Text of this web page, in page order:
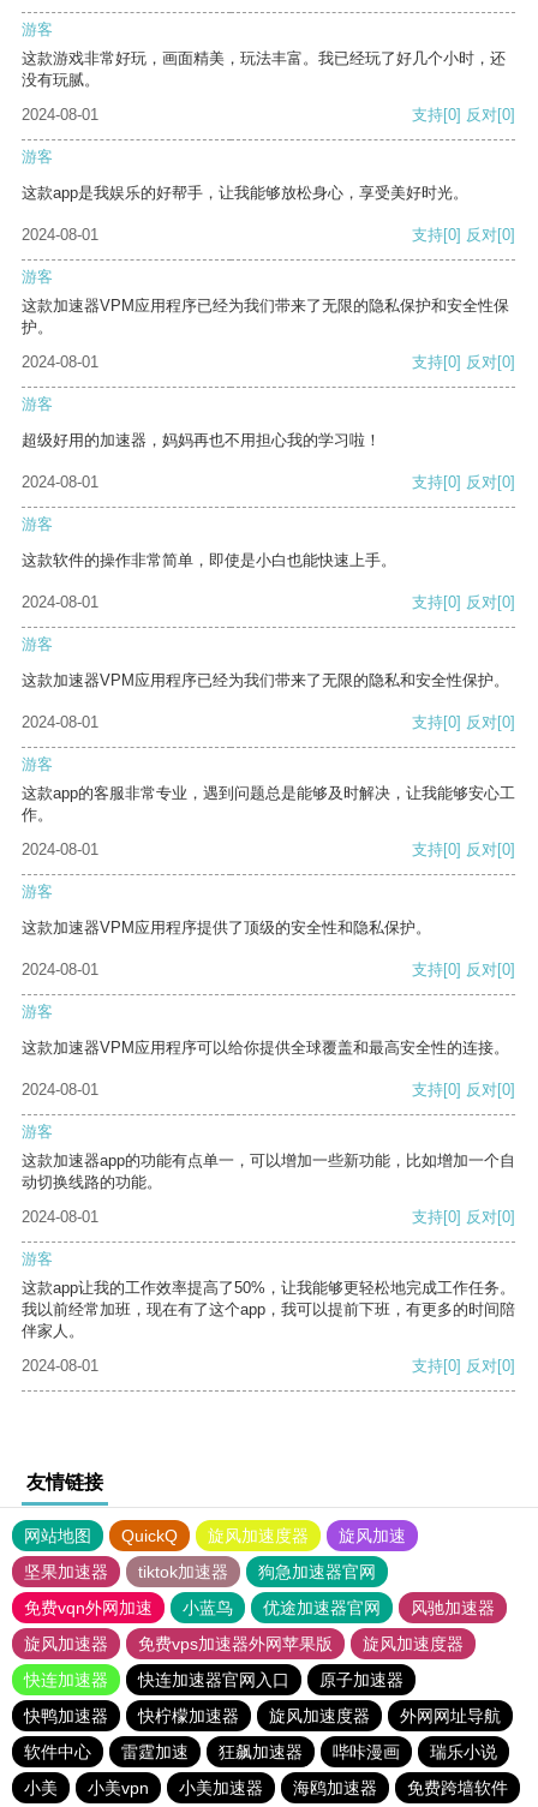
游客
这款游戏非常好玩，画面精美，玩法丰富。我已经玩了好几个小时，还
没有玩腻。
2024-08-01
支持[0] 反对[0]
游客
这款app是我娱乐的好帮手，让我能够放松身心，享受美好时光。
2024-08-01 支持[0] 反对[0]
游客
这款加速器VPM应用程序已经为我们带来了无限的隐私保护和安全性保
护。
2024-08-01
支持[0] 反对[0]
游客
超级好用的加速器，妈妈再也不用担心我的学习啦！
2024-08-01 支持[0] 反对[0]
游客
这款软件的操作非常简单，即使是小白也能快速上手。
2024-08-01 支持[0] 反对[0]
游客
这款加速器VPM应用程序已经为我们带来了无限的隐私和安全性保护。
2024-08-01 支持[0] 反对[0]
游客
这款app的客服非常专业，遇到问题总是能够及时解决，让我能够安心工
作。
2024-08-01
支持[0] 反对[0]
游客
这款加速器VPM应用程序提供了顶级的安全性和隐私保护。
2024-08-01 支持[0] 反对[0]
游客
这款加速器VPM应用程序可以给你提供全球覆盖和最高安全性的连接。
2024-08-01 支持[0] 反对[0]
游客
这款加速器app的功能有点单一，可以增加一些新功能，比如增加一个自
动切换线路的功能。
2024-08-01
支持[0] 反对[0]
游客
这款app让我的工作效率提高了50%，让我能够更轻松地完成工作任务。
我以前经常加班，现在有了这个app，我可以提前下班，有更多的时间陪
伴家人。
2024-08-01
支持[0] 反对[0]
友情链接
网站地图 QuickQ 旋风加速度器
旋风加速
坚果加速器
tiktok加速器
狗急加速器官网
免费vqn外网加速
小蓝鸟 优途加速器官网
风驰加速器
旋风加速器
免费vps加速器外网苹果版
旋风加速度器
快连加速器
快连加速器官网入口
原子加速器
快鸭加速器
快柠檬加速器 旋风加速度器
外网网址导航
软件中心
雷霆加速 狂飙加速器 哔咔漫画
瑞乐小说
小美
小美vpn 小美加速器 海鸥加速器 免费跨墙软件